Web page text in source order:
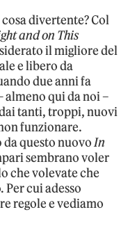
divertente? Col
and on This
il migliore del
e libero da
due anni fa
almeno qui da noi –
tanti, troppi, nuovi
funzionare.
da questo nuovoIn
sembrano voler
che volevate che
cui adesso
regole e vediamo